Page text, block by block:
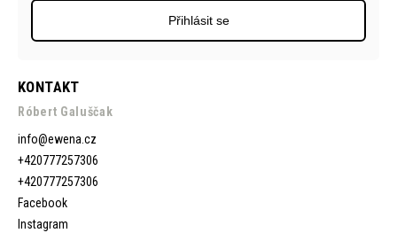
KONTAKT
Róbert Galuščak
info@ewena.cz
+420777257306
+420777257306
Facebook
Instagram
Přihlásit se